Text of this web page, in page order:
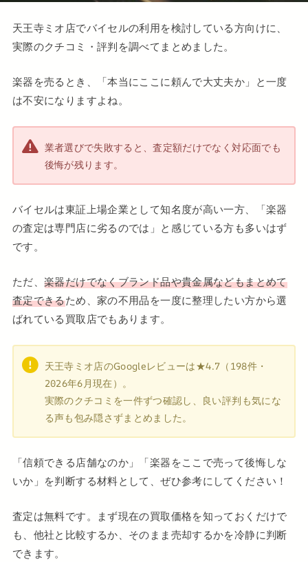
天王寺ミオ店でバイセルの利用を検討している方向けに、
実際のクチコミ・評判を調べてまとめました。
楽器を売るとき、「本当にここに頼んで大丈夫か」と一度
は不安になりますよね。
業者選びで失敗すると、査定額だけでなく対応面でも
後悔が残ります。
バイセルは東証上場企業として知名度が高い一方、「楽器
の査定は専門店に劣るのでは」と感じている方も多いはず
です。
ただ、楽器だけでなくブランド品や貴金属などもまとめて
査定できるため、家の不用品を一度に整理したい方から選
ばれている買取店でもあります。
天王寺ミオ店のGoogleレビューは★4.7（198件・
2026年6月現在）。
実際のクチコミを一件ずつ確認し、良い評判も気にな
る声も包み隠さずまとめました。
「信頼できる店舗なのか」「楽器をここで売って後悔しな
いか」を判断する材料として、ぜひ参考にしてください！
査定は無料です。まず現在の買取価格を知っておくだけで
も、他社と比較するか、そのまま売却するかを冷静に判断
できます。